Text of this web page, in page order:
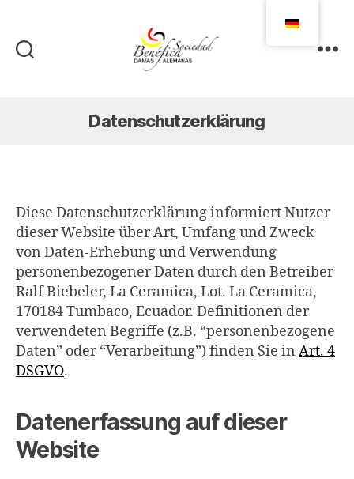
Ecuador
Datenschutzerklärung
Diese Datenschutzerklärung informiert Nutzer
dieser Website über Art, Umfang und Zweck
von Daten-Erhebung und Verwendung
personenbezogener Daten durch den Betreiber
Ralf Biebeler, La Ceramica, Lot. La Ceramica,
170184 Tumbaco, Ecuador. Definitionen der
verwendeten Begriffe (z.B. “personenbezogene
Daten” oder “Verarbeitung”) finden Sie in Art. 4
DSGVO.
Datenerfassung auf dieser
Website